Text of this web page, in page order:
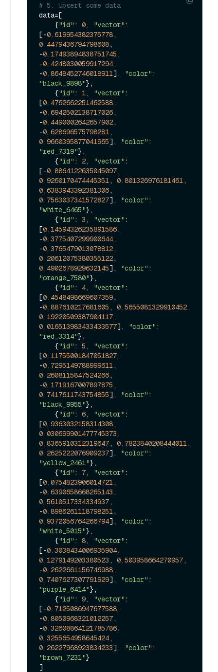
# 5. Upsert some data
data=[
    {
"id" : 0, "vector" :
[-0.619954382375778
0.4479436794798608,
-0.17493894838751745 ,
-0.4248030059917294,
-0.8648452746018911], "color"
"black_9898"},
    {
"id" : 1, "vector" :
[0.4762662251462588,
-0.6942502138717026,
-0.4490002642657902,
-0.628696575798281
0.9660395877041965], "color"
"red_7319"},
    {
"id" : 2, "vector" :
[-0.8864122635045097
0.9260170474445351, 0.801326976181461
0.6383943392381306
0.7563037341572827], "color"
"white_6465"},
    {
"id" : 3 , "vector" :
[0.14594326235891586,
-0.3775407299900644,
-0.3765479013078812
0.20612075380355122
0.4902678929632145], "color"
"orange_7580"},
    {
"id" : 4, "vector" :
[0.4548498669607359,
-0.887610217681605 , 0.5655081329910452
0.19220509387904117
0.016513983433433577], "color"
"red_3314"},
    {
"id" : 5 , "vector" :
[0.11755001847051827,
-0.7295149788999611
0.2608115847524266,
-0.1719167007897875
0.7417611743754855], "color"
"black_9955"},
    {
"id" : 6, "vector" :
[0.9363032158314308
0.030699901477745373
0.8365910312319647, 0.7823840208444011
0.2625222076909237], "color"
"yellow_2461"},
    {
"id" : 7, "vector" :
[0.0754823906014721,
-0.6390658668265143
0.5610517334334937,
-0.8986261118798251
0.9372056764266794], "color"
"white_5015"},
    {
"id" : 8, "vector" :
[-0.3038434006935904
0.1279149203380523 , 0.503958664270957,
-0.2622661156746988
0.7407627307791929], "color"
"purple_6414"},
    {
"id" : 9, "vector" :
[-0.7125086947677588,
-0.8050968321012257,
-0.32608864121785786
0.3255654958645424
0.26227968923834233], "color"
"brown_7231"}
]